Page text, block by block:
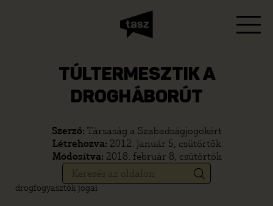
TÚLTERMESZTIK A
DROGHÁBORÚT
Szerző: Társaság a Szabadságjogokért
Létrehozva: 2012. január 5, csütörtök
Módosítva: 2018. február 8, csütörtök
drogfogyasztók jogai